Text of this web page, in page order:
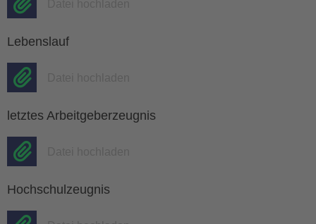
Lebenslauf
letztes Arbeitgeberzeugnis
Hochschulzeugnis